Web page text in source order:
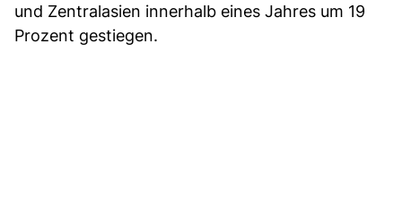
und Zentralasien innerhalb eines Jahres um 19
Prozent gestiegen.